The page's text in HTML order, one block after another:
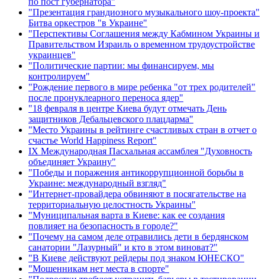
"Презентация грандиозного музыкального шоу-проекта"
Битва оркестров "в Украине"
"Перспективы Соглашения между Кабмином Украины и
Правительством Израиль о временном трудоустройстве
украинцев"
"Политические партии: мы финансируем, мы
контролируем"
"Рождение первого в мире ребенка "от трех родителей"
после пронуклеарного переноса ядер"
"18 февраля в центре Киева будут отмечать День
защитников Дебальцевского плацдарма"
"Место Украины в рейтинге счастливых стран в отчет о
счастье World Happiness Report"
ІХ Международная Пасхальная ассамблея "Духовность
объединяет Украину"
"Победы и поражения антикоррупционной борьбы в
Украине: международный взгляд"
"Интернет-провайдера обвиняют в посягательстве на
территориальную целостность Украины"
"Муниципальная варта в Киеве: как ее создания
повлияет на безопасность в городе?"
"Почему на самом деле отравились дети в бердянском
санатории "Лазурный" и кто в этом виноват?"
"В Киеве действуют рейдеры под знаком ЮНЕСКО"
"Мошенникам нет места в спорте"